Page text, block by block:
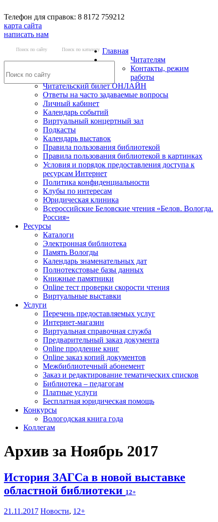
Телефон для справок: 8 8172 759212
карта сайта
написать нам
Поиск по сайту Поиск по каталогу Главная
Читателям
Контакты, режим
работы
Читательский билет ОНЛАЙН
Ответы на часто задаваемые вопросы
Личный кабинет
Календарь событий
Виртуальный концертный зал
Подкасты
Календарь выставок
Правила пользования библиотекой
Правила пользования библиотекой в картинках
Условия и порядок предоставления доступа к
ресурсам Интернет
Политика конфиденциальности
Клубы по интересам
Юридическая клиника
Всероссийские Беловские чтения «Белов. Вологда.
Россия»
Ресурсы
Каталоги
Электронная библиотека
Память Вологды
Календарь знаменательных дат
Полнотекстовые базы данных
Книжные памятники
Online тест проверки скорости чтения
Виртуальные выставки
Услуги
Перечень предоставляемых услуг
Интернет-магазин
Виртуальная справочная служба
Предварительный заказ документа
Online продление книг
Online заказ копий документов
Межбиблиотечный абонемент
Заказ и редактирование тематических списков
Библиотека – педагогам
Платные услуги
Бесплатная юридическая помощь
Конкурсы
Вологодская книга года
Коллегам
Архив за Ноябрь 2017
История ЗАГСа в новой выставке
областной библиотеки 12+
21.11.2017 Новости, 12+